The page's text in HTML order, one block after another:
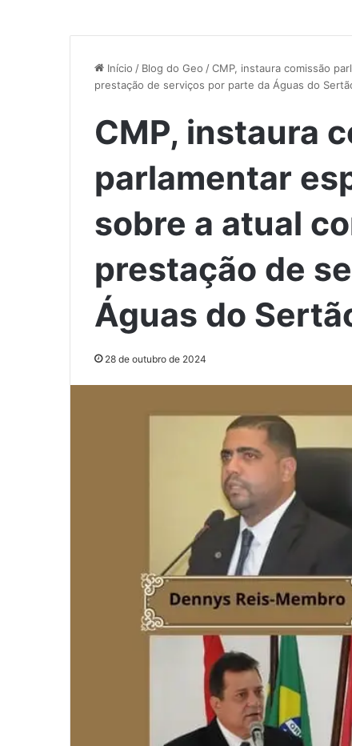
Início / Blog do Geo /CMP, instaura comissão
prestação de serviços por parte da Águas do
CMP, instaura
parlamentar
sobre a atual
prestação de
Águas do
28 de outubro de 2024